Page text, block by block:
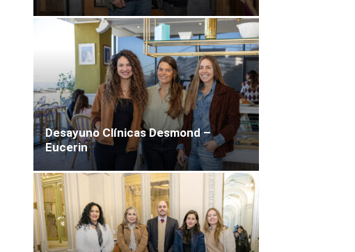
Desayuno Clínicas Desmond –
Eucerin